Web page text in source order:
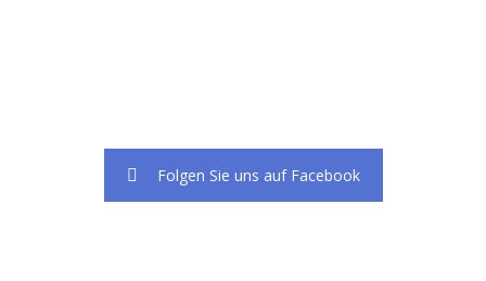
Folgen Sie uns auf Facebook